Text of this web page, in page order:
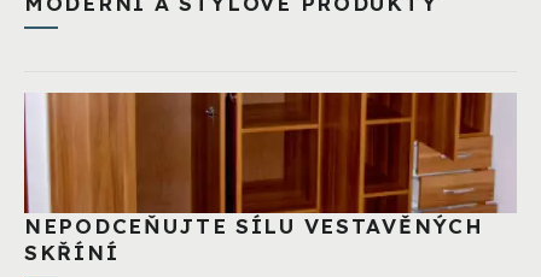
NEPODCEŇUJTE SÍLU VESTAVĚNÝCH
SKŘÍNÍ